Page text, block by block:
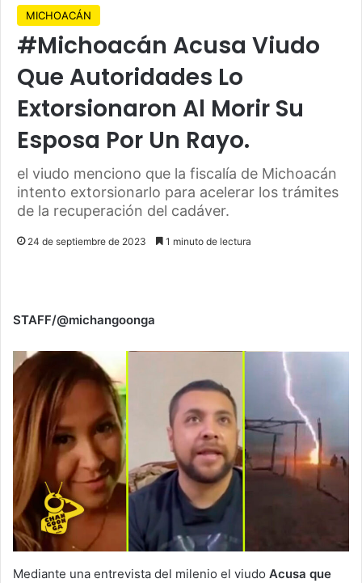
MICHOACÁN
#Michoacán Acusa Viudo
Que Autoridades Lo
Extorsionaron Al Morir Su
Esposa Por Un Rayo.
el viudo menciono que la fiscalía de Michoacán
intento extorsionarlo para acelerar los trámites
de la recuperación del cadáver.
24 de septiembre de 2023 1 minuto de lectura
STAFF/@michangoonga
Mediante una entrevista del milenio el viudo Acusa que